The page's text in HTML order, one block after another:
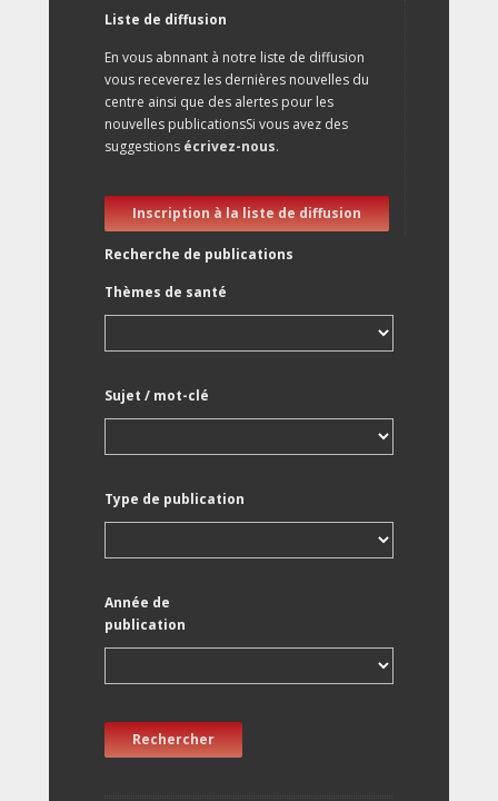
Liste de diffusion
En vous abnnant à notre liste de diffusion
vous receverez les dernières nouvelles du
centre ainsi que des alertes pour les
nouvelles publicationsSi vous avez des
suggestions écrivez-nous.
Inscription à la liste de diffusion
Recherche de publications
Thèmes de santé
Sujet / mot-clé
Type de publication
Année de
publication
Rechercher